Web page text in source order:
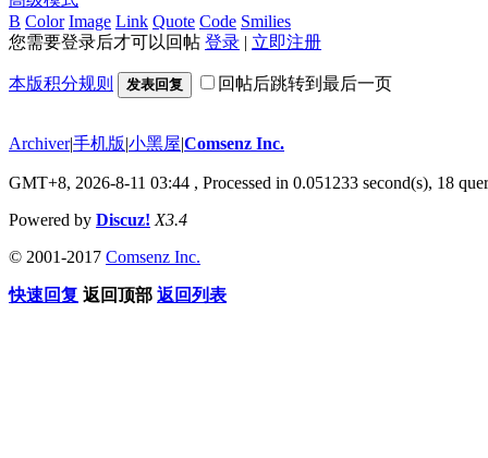
B Color Image Link Quote Code Smilies
您需要登录后才可以回帖 登录 | 立即注册
本版积分规则 发表回复 回帖后跳转到最后一页
Archiver|手机版|小黑屋|Comsenz Inc.
GMT+8, 2026-8-11 03:44 , Processed in 0.051233 second(s), 18
Powered by Discuz! X3.4
© 2001-2017 Comsenz Inc.
快速回复 返回顶部 返回列表